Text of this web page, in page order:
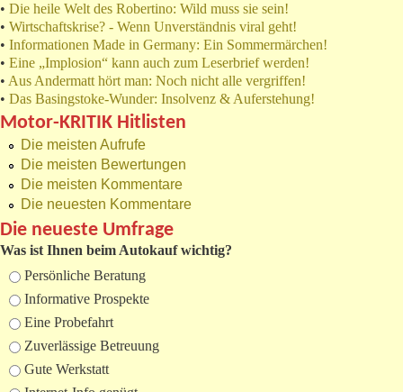
• Die heile Welt des Robertino: Wild muss sie sein!
• Wirtschaftskrise? - Wenn Unverständnis viral geht!
• Informationen Made in Germany: Ein Sommermärchen!
• Eine „Implosion“ kann auch zum Leserbrief werden!
• Aus Andermatt hört man: Noch nicht alle vergriffen!
• Das Basingstoke-Wunder: Insolvenz & Auferstehung!
Motor-KRITIK Hitlisten
Die meisten Aufrufe
Die meisten Bewertungen
Die meisten Kommentare
Die neuesten Kommentare
Die neueste Umfrage
Was ist Ihnen beim Autokauf wichtig?
Auswahlmöglichkeiten
Persönliche Beratung
Informative Prospekte
Eine Probefahrt
Zuverlässige Betreuung
Gute Werkstatt